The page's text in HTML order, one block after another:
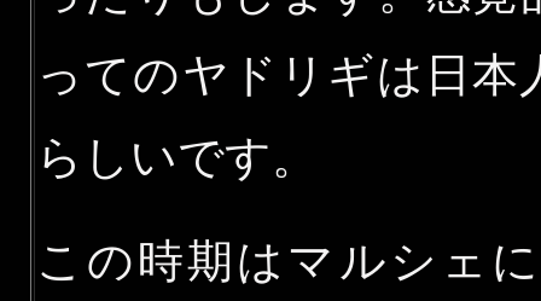
ってのヤドリギは日
らしいです。
この時期はマルシェ